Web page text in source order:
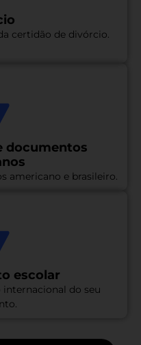
certidão de divórcio.
documentos
americano e brasileiro.
escolar
do seu